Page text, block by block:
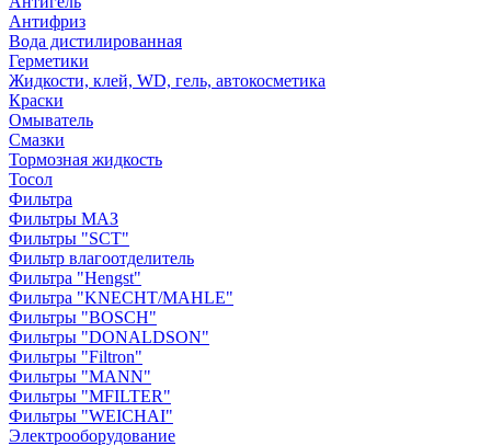
Антифриз
Вода дистилированная
Герметики
Жидкости, клей, WD, гель, автокосметика
Краски
Омыватель
Смазки
Тормозная жидкость
Тосол
Фильтра
Фильтры МАЗ
Фильтры "SCT"
Фильтр влагоотделитель
Фильтра "Hengst"
Фильтра "KNECHT/MAHLE"
Фильтры "BOSCH"
Фильтры "DONALDSON"
Фильтры "Filtron"
Фильтры "MANN"
Фильтры "MFILTER"
Фильтры "WEICHAI"
Электрооборудование